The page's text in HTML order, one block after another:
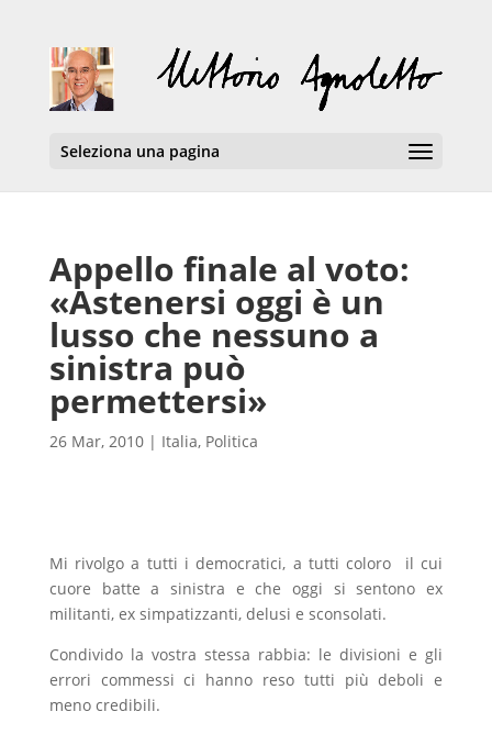
Seleziona una pagina
Appello finale al voto:
«Astenersi oggi è un
lusso che nessuno a
sinistra può
permettersi»
26 Mar, 2010| Italia, Politica
Mi rivolgo a tutti i democratici, a tutti coloro il cui
cuore batte a sinistra e che oggi si sentono ex
militanti, ex simpatizzanti, delusi e sconsolati.
Condivido la vostra stessa rabbia: le divisioni e gli
errori commessi ci hanno reso tutti più deboli e
meno credibili.